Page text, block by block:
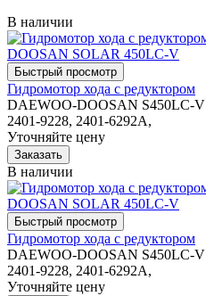
В наличии
Гидромотор хода с редуктором
DAEWOO-DOOSAN S450LC-V
2401-9228, 2401-6292A,
Уточняйте цену
В наличии
Гидромотор хода с редуктором
DAEWOO-DOOSAN S450LC-V
2401-9228, 2401-6292A,
Уточняйте цену